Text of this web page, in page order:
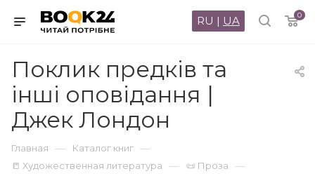
0
RU | UA
Поклик предків та
інші оповідання |
Джек Лондон
Главная — Каталог книг —
📒 Художественная литература — 📜 Проза —